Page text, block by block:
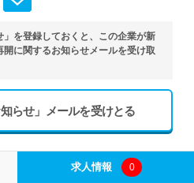
」を登録しておくと、この企業が新
に関するお知らせメールを受け取
らせ」メールを受けとる
求人情報 0